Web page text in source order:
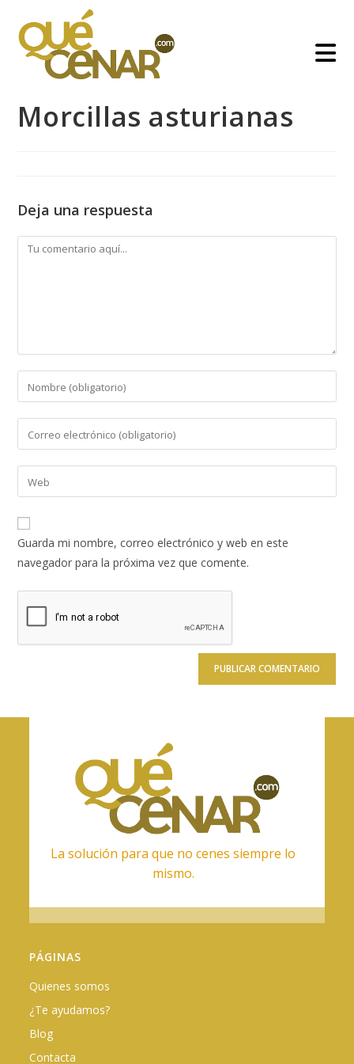
contenido
Morcillas asturianas
Deja una respuesta
Comentario
Introduce
tu
nombre
de
usuario
para
comentar
tu
dirección
de
electrónico
para
comentar
Introduce
la
URL
de
(opcional)
Guarda mi nombre, correo electrónico y web en este
navegador para la próxima vez que comente.
La solución para que no cenes siempre lo
mismo.
PÁGINAS
Quienes somos
¿Te ayudamos?
Blog
Contacta